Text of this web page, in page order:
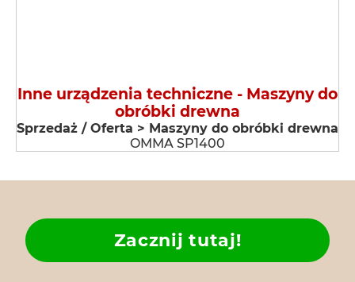
Inne urządzenia techniczne - Maszyny do
obróbki drewna
Sprzedaż / Oferta > Maszyny do obróbki drewna
OMMA SP1400
Zacznij tutaj!